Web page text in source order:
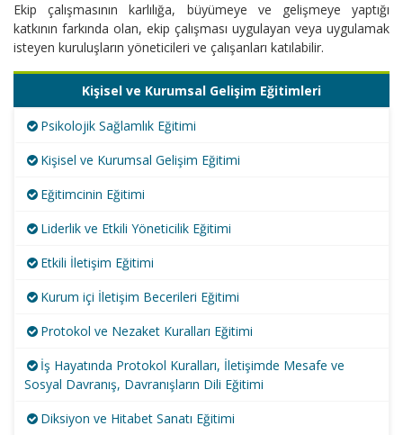
Ekip çalışmasının karlılığa, büyümeye ve gelişmeye yaptığı
katkının farkında olan, ekip çalışması uygulayan veya uygulamak
isteyen kuruluşların yöneticileri ve çalışanları katılabilir.
Kişisel ve Kurumsal Gelişim Eğitimleri
Psikolojik Sağlamlık Eğitimi
Kişisel ve Kurumsal Gelişim Eğitimi
Eğitimcinin Eğitimi
Liderlik ve Etkili Yöneticilik Eğitimi
Etkili İletişim Eğitimi
Kurum içi İletişim Becerileri Eğitimi
Protokol ve Nezaket Kuralları Eğitimi
İş Hayatında Protokol Kuralları, İletişimde Mesafe ve
Sosyal Davranış, Davranışların Dili Eğitimi
Diksiyon ve Hitabet Sanatı Eğitimi